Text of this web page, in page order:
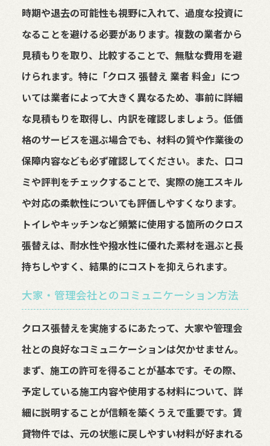
時期や退去の可能性も視野に入れて、過度な投資に
なることを避ける必要があります。複数の業者から
見積もりを取り、比較することで、無駄な費用を避
けられます。特に「クロス 張替え 業者 料金」につ
いては業者によって大きく異なるため、事前に詳細
な見積もりを取得し、内訳を確認しましょう。低価
格のサービスを選ぶ場合でも、材料の質や作業後の
保障内容なども必ず確認してください。また、口コ
ミや評判をチェックすることで、実際の施工スキル
や対応の柔軟性についても評価しやすくなります。
トイレやキッチンなど頻繁に使用する箇所のクロス
張替えは、耐水性や撥水性に優れた素材を選ぶと長
持ちしやすく、結果的にコストを抑えられます。
大家・管理会社とのコミュニケーション方法
クロス張替えを実施するにあたって、大家や管理会
社との良好なコミュニケーションは欠かせません。
まず、施工の許可を得ることが基本です。その際、
予定している施工内容や使用する材料について、詳
細に説明することが信頼を築くうえで重要です。賃
貸物件では、元の状態に戻しやすい材料が好まれる